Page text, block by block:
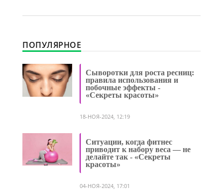
ПОПУЛЯРНОЕ
Сыворотки для роста ресниц:
правила использования и
побочные эффекты -
«Секреты красоты»
18-НОЯ-2024, 12:19
Ситуации, когда фитнес
приводит к набору веса — не
делайте так - «Секреты
красоты»
04-НОЯ-2024, 17:01